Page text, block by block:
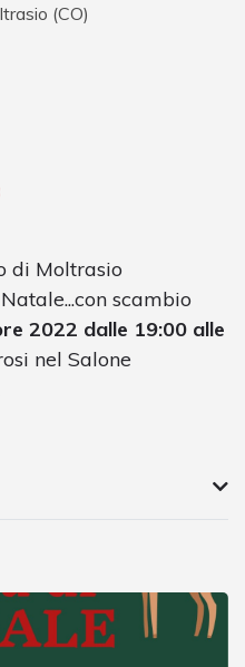
(CO)
di Moltrasio
scambio
2022 dalle 19:00 alle
nel Salone